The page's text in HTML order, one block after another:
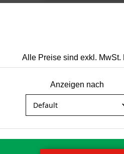
Alle Preise sind exkl. MwSt.
Anzeigen nach